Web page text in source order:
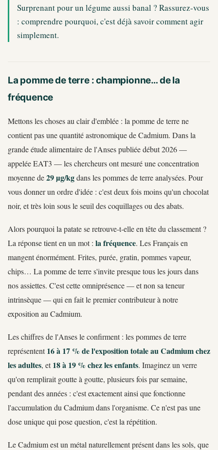
Surprenant pour un légume aussi banal ? Rassurez-vous
: comprendre pourquoi, c'est déjà savoir comment agir
simplement.
La pomme de terre : championne… de la
fréquence
Mettons les choses au clair d'emblée : la pomme de terre ne
contient pas une quantité astronomique de Cadmium. Dans la
grande étude alimentaire de l'Anses publiée début 2026 —
appelée EAT3 — les chercheurs ont mesuré une concentration
moyenne de29 µg/kgdans les pommes de terre analysées. Pour
vous donner un ordre d'idée : c'est deux fois moins qu'un chocolat
noir, et très loin sous le seuil des coquillages ou des abats.
Alors pourquoi la patate se retrouve-t-elle en tête du classement ?
La réponse tient en un mot : la fréquence. Les Français en
mangent énormément. Frites, purée, gratin, pommes vapeur,
chips… La pomme de terre s'invite presque tous les jours dans
nos assiettes. C'est cette omniprésence — et non sa teneur
intrinsèque — qui en fait le premier contributeur à notre
exposition au Cadmium.
Les chiffres de l'Anses le confirment : les pommes de terre
représentent16 à 17 % de l'exposition totale au Cadmium chez
les adultes, et18 à 19 % chez les enfants. Imaginez un verre
qu'on remplirait goutte à goutte, plusieurs fois par semaine,
pendant des années : c'est exactement ainsi que fonctionne
l'accumulation du Cadmium dans l'organisme. Ce n'est pas une
dose unique qui pose question, c'est la répétition.
Le Cadmium est un métal naturellement présent dans les sols, que